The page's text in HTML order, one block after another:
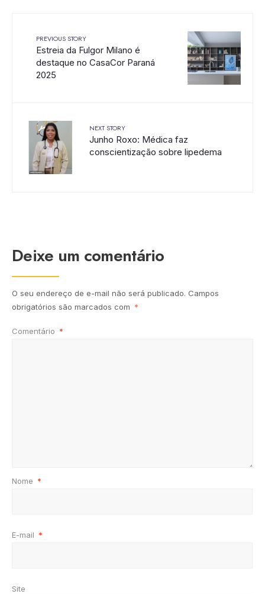
PREVIOUS STORY
Estreia da Fulgor Milano é
destaque no CasaCor Paraná
2025
NEXT STORY
Junho Roxo: Médica faz
conscientização sobre lipedema
Deixe um comentário
O seu endereço de e-mail não será publicado. Campos
obrigatórios são marcados com *
Comentário *
Nome *
E-mail *
Site